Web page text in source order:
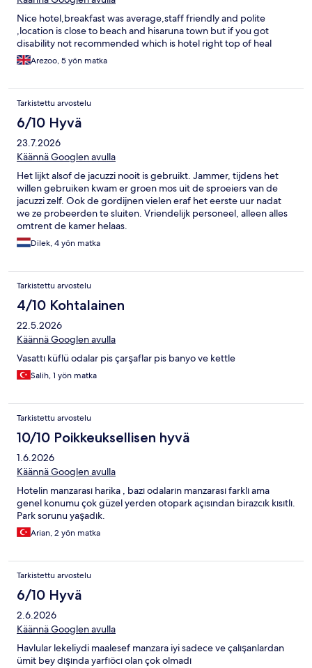
Nice hotel,breakfast was average,staff friendly and polite
,location is close to beach and hisaruna town but if you got
disability not recommended which is hotel right top of heal
Arezoo, 5 yön matka
Tarkistettu arvostelu
6/10 Hyvä
23.7.2026
Käännä Googlen avulla
Het lijkt alsof de jacuzzi nooit is gebruikt. Jammer, tijdens het
willen gebruiken kwam er groen mos uit de sproeiers van de
jacuzzi zelf. Ook de gordijnen vielen eraf het eerste uur nadat
we ze probeerden te sluiten. Vriendelijk personeel, alleen alles
omtrent de kamer helaas.
Dilek, 4 yön matka
Tarkistettu arvostelu
4/10 Kohtalainen
22.5.2026
Käännä Googlen avulla
Vasattı küflü odalar pis çarşaflar pis banyo ve kettle
Salih, 1 yön matka
Tarkistettu arvostelu
10/10 Poikkeuksellisen hyvä
1.6.2026
Käännä Googlen avulla
Hotelin manzarası harika , bazı odaların manzarası farklı ama
genel konumu çok güzel yerden otopark açısından birazcık kısıtlı.
Park sorunu yaşadık.
Arian, 2 yön matka
Tarkistettu arvostelu
6/10 Hyvä
2.6.2026
Käännä Googlen avulla
Havlular lekeliydi maalesef manzara iyi sadece ve çalışanlardan
ümit bey dışında yarfıöcı olan çok olmadı